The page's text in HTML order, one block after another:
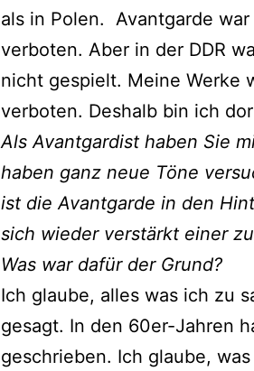
als in Polen. Avantgarde
verboten. Aber in der DDR
nicht gespielt. Meine Werke
verboten. Deshalb bin ich
Als Avantgardist haben Sie
haben ganz neue Töne
ist die Avantgarde in den
sich wieder verstärkt einer
Was war dafür der Grund?
Ich glaube, alles was ich zu
gesagt. In den 60er-Jahren
geschrieben. Ich glaube,